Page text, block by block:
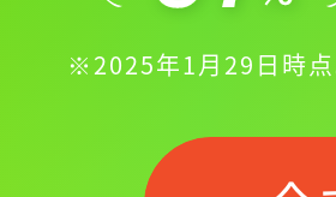
※2025年1月29日時点